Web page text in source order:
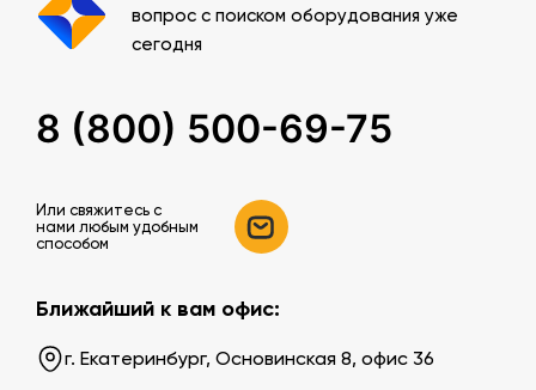
вопрос с поиском оборудования уже
сегодня
8 (800) 500-69-75
Или свяжитесь c
нами любым удобным
способом
Ближайший к вам офис:
г. Екатеринбург, Основинская 8, офис 36